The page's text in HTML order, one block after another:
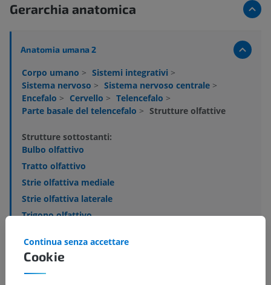
Gerarchia anatomica
Anatomia umana 2
Corpo umano > Sistemi integrativi >
Sistema nervoso > Sistema nervoso centrale >
Encefalo > Cervello > Telencefalo >
Parte basale del telencefalo > Strutture olfattive
Strutture sottostanti:
Bulbo olfattivo
Tratto olfattivo
Strie olfattiva mediale
Strie olfattiva laterale
Trigono olfattivo
Cookie
Continua senza accettare